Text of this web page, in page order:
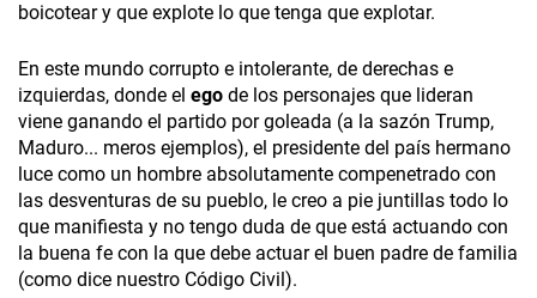
boicotear y que explote lo que tenga que explotar.
En este mundo corrupto e intolerante, de derechas e
izquierdas, donde el ego de los personajes que lideran
viene ganando el partido por goleada (a la sazón Trump,
Maduro... meros ejemplos), el presidente del país hermano
luce como un hombre absolutamente compenetrado con
las desventuras de su pueblo, le creo a pie juntillas todo lo
que manifiesta y no tengo duda de que está actuando con
la buena fe con la que debe actuar el buen padre de familia
(como dice nuestro Código Civil).